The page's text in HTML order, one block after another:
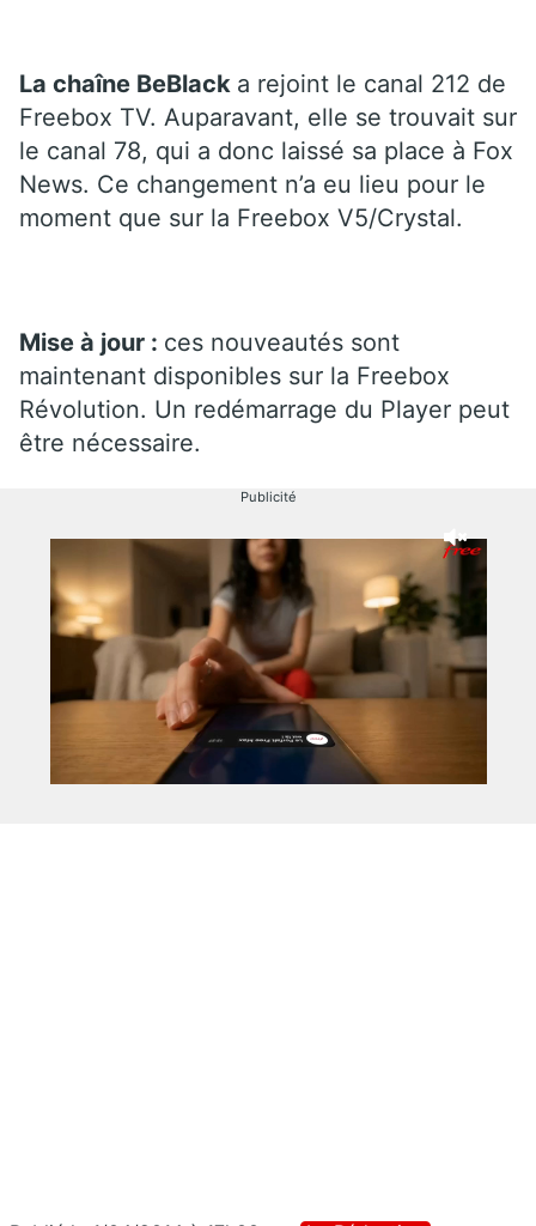
La chaîne BeBlack a rejoint le canal 212 de
Freebox TV. Auparavant, elle se trouvait sur
le canal 78, qui a donc laissé sa place à Fox
News. Ce changement n’a eu lieu pour le
moment que sur la Freebox V5/Crystal.
Mise à jour : ces nouveautés sont
maintenant disponibles sur la Freebox
Révolution. Un redémarrage du Player peut
être nécessaire.
Publicité